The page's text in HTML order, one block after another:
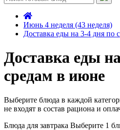
Июнь 4 неделя (43 неделя)
Доставка еды на 3-4 дня по
Доставка еды
средам в июне
Выберите блюда в каждой
не входят в состав рациона и
Блюда для завтрака Выберите 1